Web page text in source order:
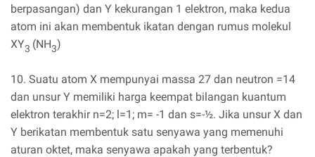
berpasangan) dan Y kekurangan 1 elektron, maka kedua
atom ini akan membentuk ikatan dengan rumus molekul
XY3 (NH3)
10. Suatu atom X mempunyai massa 27 dan neutron =14
dan unsur Y memiliki harga keempat bilangan kuantum
elektron terakhir n=2; l=1; m= -1 dan s=-½. Jika unsur X dan
Y berikatan membentuk satu senyawa yang memenuhi
aturan oktet, maka senyawa apakah yang terbentuk?